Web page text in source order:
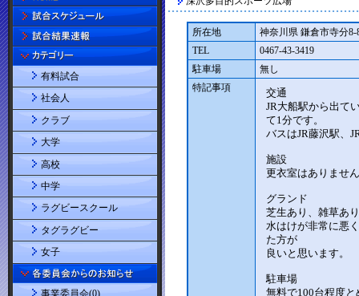
所在地
神奈川県 鎌倉市寺分8-
TEL
0467-43-3419
駐車場
無し
特記事項
有料試合
社会人
クラブ
大学
高校
中学
ラグビースクール
タグラグビー
女子
事業委員会(0)